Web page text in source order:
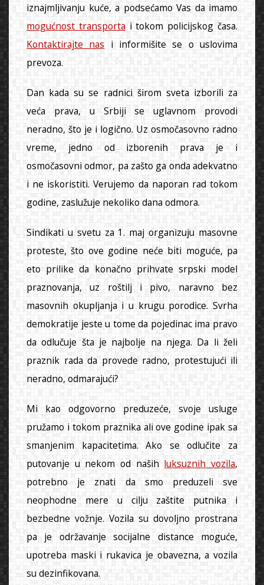
iznajmljivanju kuće, a podsećamo Vas da imamo
mogućnost transportai tokom policijskog časa.
Kontaktirajte nas i informišite se o uslovima
prevoza.
Dan kada su se radnici širom sveta izborili za
veća prava, u Srbiji se uglavnom provodi
neradno, što je i logično. Uz osmočasovno radno
vreme, jedno od izborenih prava je i
osmočasovni odmor, pa zašto ga onda adekvatno
i ne iskoristiti. Verujemo da naporan rad tokom
godine, zaslužuje nekoliko dana odmora.
Sindikati u svetu za 1. maj organizuju masovne
proteste, što ove godine neće biti moguće, pa
eto prilike da konačno prihvate srpski model
praznovanja, uz roštilj i pivo, naravno bez
masovnih okupljanja i u krugu porodice. Svrha
demokratije jeste u tome da pojedinac ima pravo
da odlučuje šta je najbolje na njega. Da li želi
praznik rada da provede radno, protestujući ili
neradno, odmarajući?
Mi kao odgovorno preduzeće, svoje usluge
pružamo i tokom praznika ali ove godine ipak sa
smanjenim kapacitetima. Ako se odlučite za
putovanje u nekom od naših luksuznih vozila,
potrebno je znati da smo preduzeli sve
neophodne mere u cilju zaštite putnika i
bezbedne vožnje. Vozila su dovoljno prostrana
pa je održavanje socijalne distance moguće,
upotreba maski i rukavica je obavezna, a vozila
su dezinfikovana.